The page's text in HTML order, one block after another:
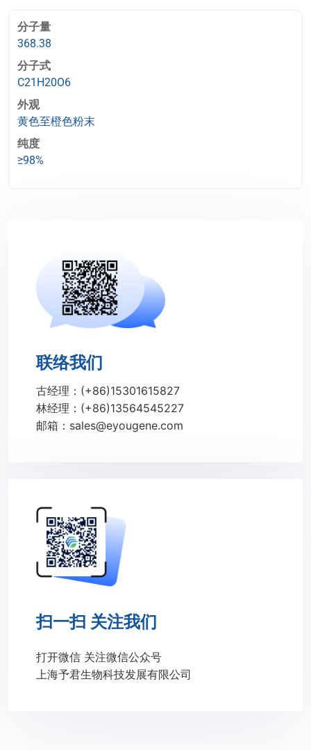
分子量
368.38
分子式
C21H20O6
外观
黄色至橙色粉末
纯度
≥98%
联络我们
古经理：(+86)15301615827
林经理：(+86)13564545227
邮箱：sales@eyougene.com
扫一扫 关注我们
打开微信 关注微信公众号
上海予君生物科技发展有限公司